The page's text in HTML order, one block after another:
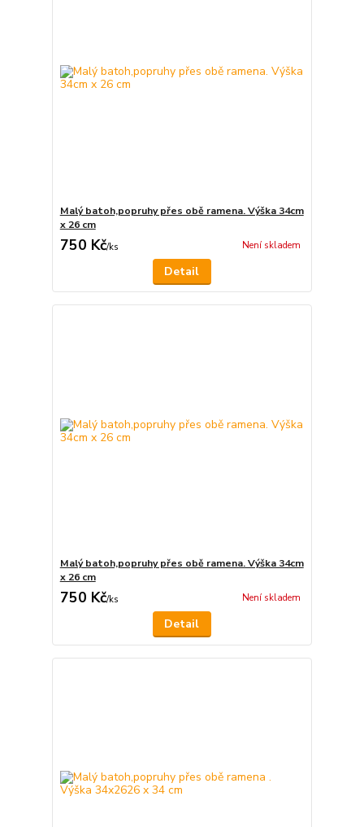
Malý batoh,popruhy přes obě ramena. Výška 34cm
x 26 cm
750 Kč/ks Není skladem
Detail
Malý batoh,popruhy přes obě ramena. Výška 34cm
x 26 cm
750 Kč/ks Není skladem
Detail